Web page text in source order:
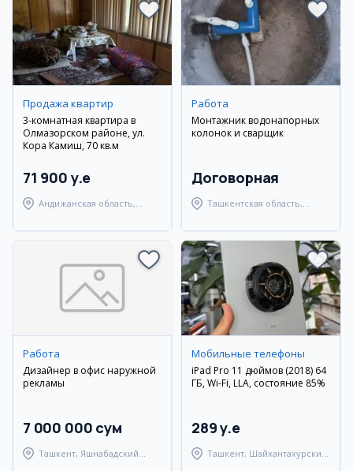
Продажа квартир
3-комнатная квартира в
Олмазорском районе, ул.
Кора Камиш, 70 кв.м
71 900 y.e
Андижанская область,
Работа
Монтажник водонапорных
колонок и сварщик
Договорная
Ташкентская область,
Работа
Дизайнер в офис наружной
рекламы
7 000 000 сум
Ташкент, Яшнабадский
Мобильные телефоны
iPad Pro 11 дюймов (2018) 64
ГБ, Wi-Fi, LLA, состояние 85%
289 y.e
Ташкент, Шайхантахурский